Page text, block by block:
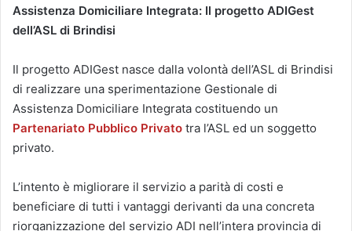
Assistenza Domiciliare Integrata: Il progetto ADIGest
dell’ASL di Brindisi
Il progetto ADIGest nasce dalla volontà dell’ASL di Brindisi
di realizzare una sperimentazione Gestionale di
Assistenza Domiciliare Integrata costituendo un
Partenariato Pubblico Privato tra l’ASL ed un soggetto
privato.
L’intento è migliorare il servizio a parità di costi e
beneficiare di tutti i vantaggi derivanti da una concreta
riorganizzazione del servizio ADI nell’intera provincia di